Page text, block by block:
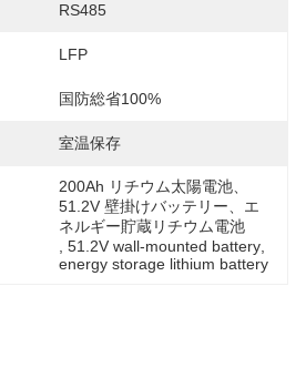
RS485
LFP
国防総省100%
室温保存
200Ah リチウム太陽電池、
51.2V 壁掛けバッテリー、エ
ネルギー貯蔵リチウム電池
51.2V wall-mounted battery
energy storage lithium battery